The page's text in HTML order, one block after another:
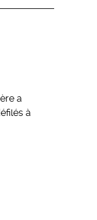
a
à